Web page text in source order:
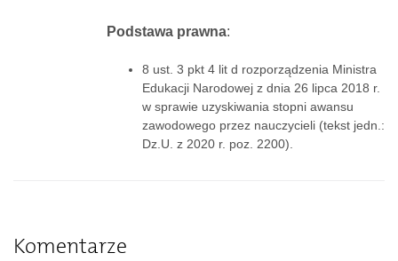
Podstawa prawna:
8 ust. 3 pkt 4 lit d rozporządzenia Ministra
Edukacji Narodowej z dnia 26 lipca 2018 r.
w sprawie uzyskiwania stopni awansu
zawodowego przez nauczycieli (tekst jedn.:
Dz.U. z 2020 r. poz. 2200).
Komentarze